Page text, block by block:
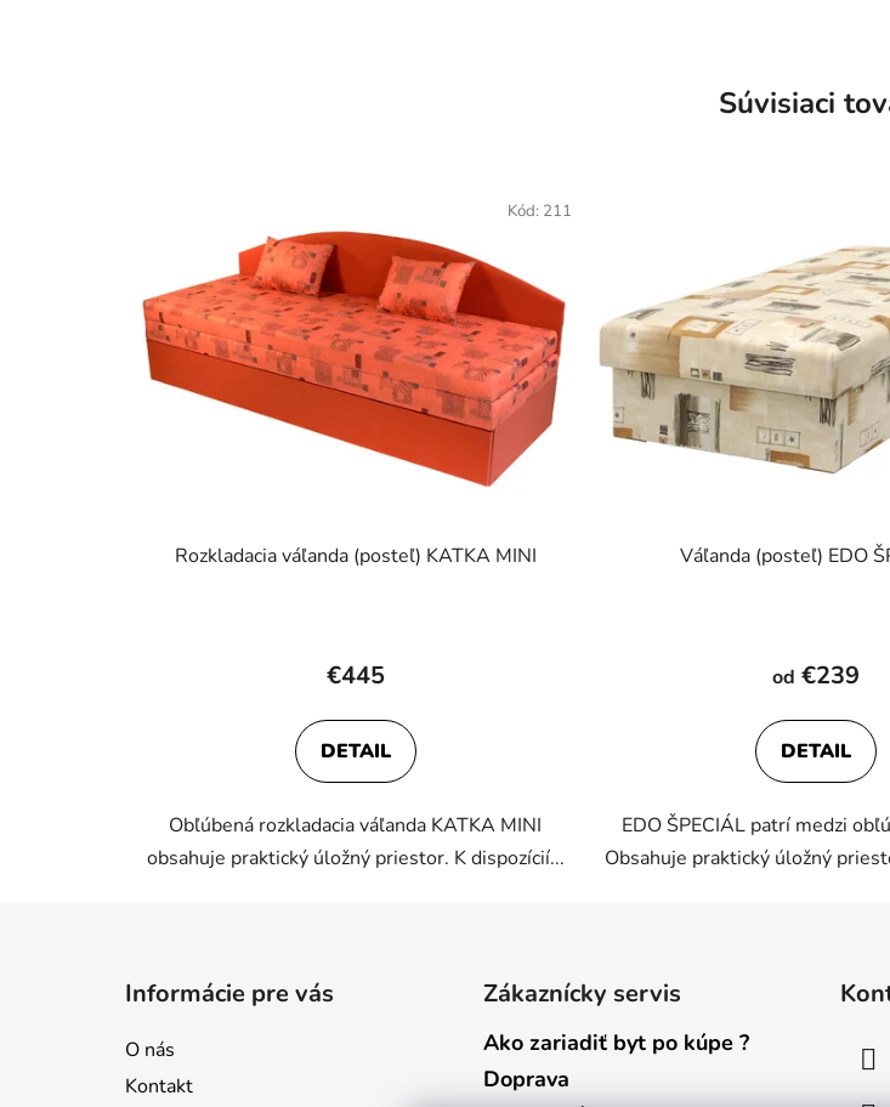
Súvisiaci
Rozkladacia váľanda (posteľ) KATKA MINI
€445
DETAIL
Obľúbená rozkladacia váľanda KATKA MINI
obsahuje praktický úložný priestor. K dispozícií...
Kód: 211
Váľanda (posteľ) EDO
je
4,6
5
od €239
DETAIL
EDO ŠPECIÁL patrí medzi
Obsahuje praktický úložný
Informácie pre vás
O nás
Kontakt
Zákaznícky servis
Ako zariadiť byt po kúpe ?
Doprava